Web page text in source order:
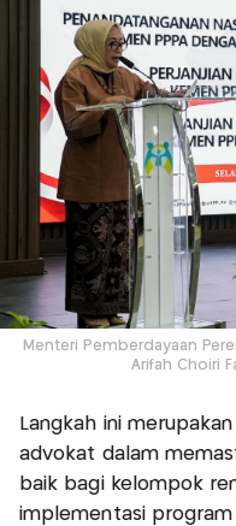
Menteri Pemberdayaan
Arifah Choiri
Langkah ini
advokat dalam
baik bagi kelompok
implementasi program